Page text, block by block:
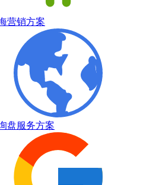
营销方案
盘服务方案